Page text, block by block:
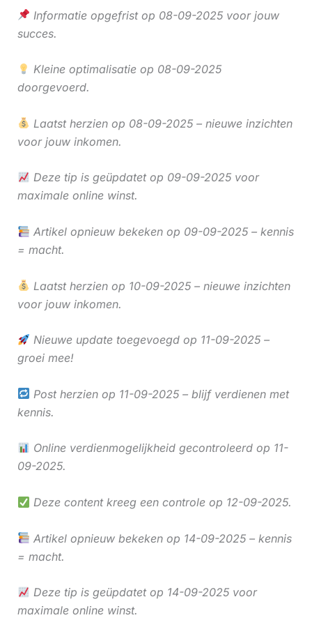
Informatie opgefrist op 08-09-2025 voor jouw
succes.
Kleine optimalisatie op 08-09-2025
doorgevoerd.
Laatst herzien op 08-09-2025 – nieuwe inzichten
voor jouw inkomen.
Deze tip is geüpdatet op 09-09-2025 voor
maximale online winst.
Artikel opnieuw bekeken op 09-09-2025 – kennis
= macht.
Laatst herzien op 10-09-2025 – nieuwe inzichten
voor jouw inkomen.
Nieuwe update toegevoegd op 11-09-2025 –
groei mee!
Post herzien op 11-09-2025 – blijf verdienen met
kennis.
Online verdienmogelijkheid gecontroleerd op 11-
09-2025.
Deze content kreeg een controle op 12-09-2025.
Artikel opnieuw bekeken op 14-09-2025 – kennis
= macht.
Deze tip is geüpdatet op 14-09-2025 voor
maximale online winst.